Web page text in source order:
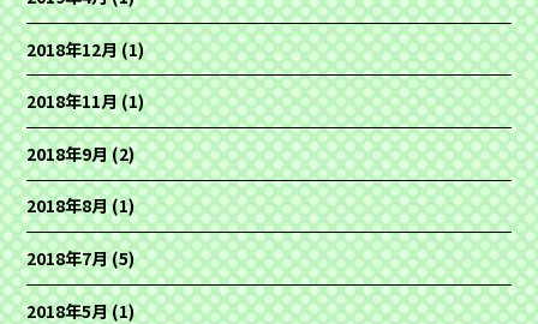
2018年12月(1)
2018年11月(1)
2018年9月(2)
2018年8月(1)
2018年7月(5)
2018年5月(1)